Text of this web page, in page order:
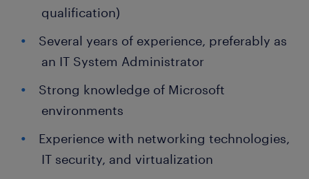
qualification)
Several years of experience, preferably as
an IT System Administrator
Strong knowledge of Microsoft
environments
Experience with networking technologies,
IT security, and virtualization